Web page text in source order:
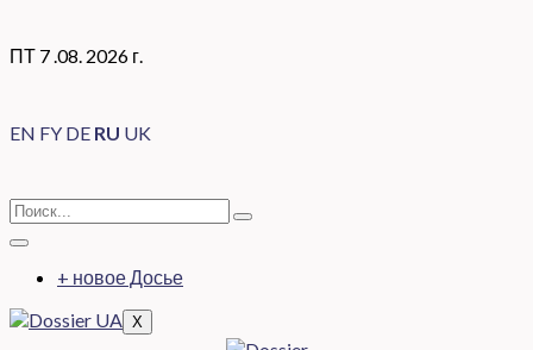
ПТ 7 .08. 2026 г.
EN FY DE RU UK
+ новое Досье
X